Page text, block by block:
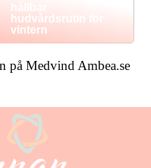
hållbar
hudvårdsrutin för
vintern
på Medvind Ambea.se